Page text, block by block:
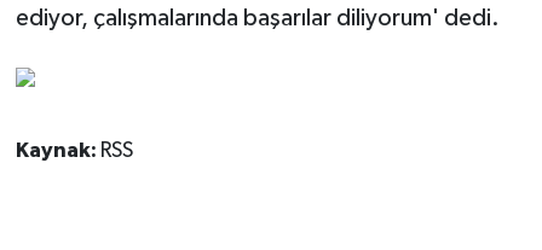
ediyor, çalışmalarında başarılar diliyorum' dedi.
Kaynak: RSS